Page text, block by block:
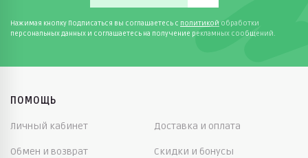
Нажимая кнопку Подписаться вы соглашаетесь с политикой обработки
персональных данных и соглашаетесь на получение рекламных сообщений.
ПОМОЩЬ
Личный кабинет Доставка и оплата
Обмен и возврат Скидки и бонусы